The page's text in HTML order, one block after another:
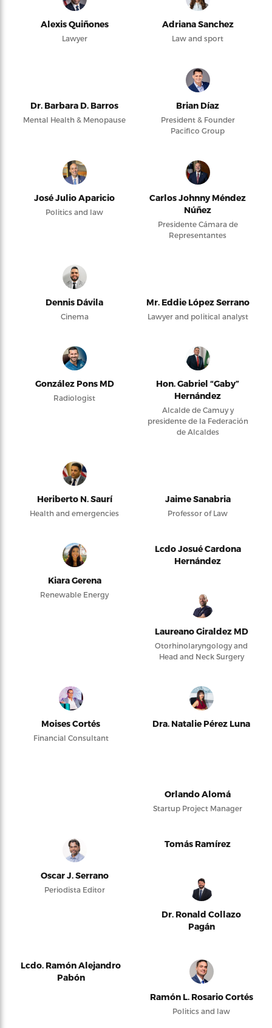
Alexis Quiñones
Lawyer
Adriana Sanchez
Law and sport
Dr. Barbara D. Barros
Mental Health & Menopause
Brian Díaz
President & Founder
Pacifico Group
José Julio Aparicio
Politics and law
Carlos Johnny Méndez
Núñez
Presidente Cámara de
Representantes
Dennis Dávila
Cinema
Mr. Eddie López Serrano
Lawyer and political analyst
González Pons MD
Radiologist
Hon. Gabriel “Gaby”
Hernández
Alcalde de Camuy y
presidente de la Federación
de Alcaldes
Heriberto N. Saurí
Health and emergencies
Jaime Sanabria
Professor of Law
Kiara Gerena
Renewable Energy
Lcdo Josué Cardona
Hernández
Laureano Giraldez MD
Otorhinolaryngology and
Head and Neck Surgery
Moises Cortés
Financial Consultant
Dra. Natalie Pérez Luna
Orlando Alomá
Startup Project Manager
Oscar J. Serrano
Periodista Editor
Tomás Ramírez
Dr. Ronald Collazo
Pagán
Lcdo. Ramón Alejandro
Pabón
Ramón L. Rosario Cortés
Politics and law